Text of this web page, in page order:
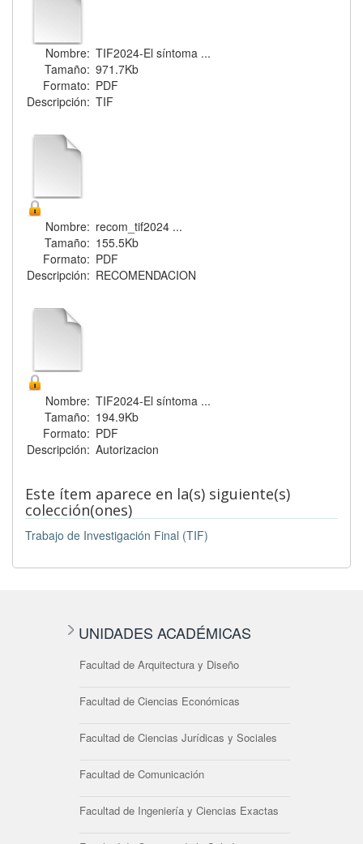
Nombre: TIF2024-El síntoma ...
Tamaño: 971.7Kb
Formato: PDF
Descripción: TIF
Nombre: recom_tif2024 ...
Tamaño: 155.5Kb
Formato: PDF
Descripción: RECOMENDACION
Nombre: TIF2024-El síntoma ...
Tamaño: 194.9Kb
Formato: PDF
Descripción: Autorizacion
Este ítem aparece en la(s) siguiente(s)
colección(ones)
Trabajo de Investigación Final (TIF)
UNIDADES ACADÉMICAS
Facultad de Arquitectura y Diseño
Facultad de Ciencias Económicas
Facultad de Ciencias Jurídicas y Sociales
Facultad de Comunicación
Facultad de Ingeniería y Ciencias Exactas